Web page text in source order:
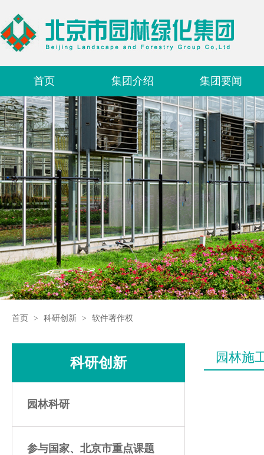
首页 集团介绍 集团要闻
首页 > 科研创新 > 软件著作权
科研创新
园林科研
参与国家、北京市重点课题
园林施